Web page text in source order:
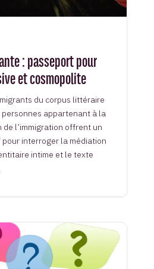
: passeport pour
et cosmopolite
du corpus littéraire
appartenant à la
de l’immigration offrent un
interroger la médiation
intime et le texte